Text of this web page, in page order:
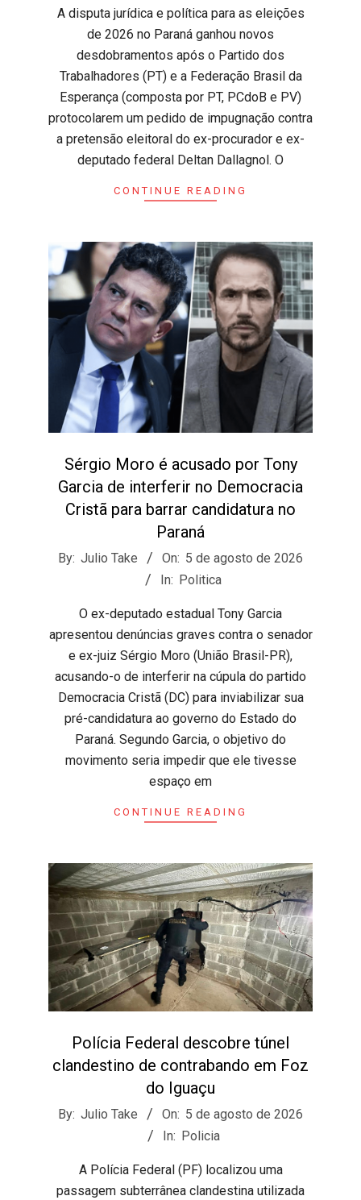
​A disputa jurídica e política para as eleições
de 2026 no Paraná ganhou novos
desdobramentos após o Partido dos
Trabalhadores (PT) e a Federação Brasil da
Esperança (composta por PT, PCdoB e PV)
protocolarem um pedido de impugnação contra
a pretensão eleitoral do ex-procurador e ex-
deputado federal Deltan Dallagnol. O
CONTINUE READING
Sérgio Moro é acusado por Tony
Garcia de interferir no Democracia
Cristã para barrar candidatura no
Paraná
2026-
By: Julio Take On: 5 de agosto de 2026
In: Politica
​O ex-deputado estadual Tony Garcia
apresentou denúncias graves contra o senador
e ex-juiz Sérgio Moro (União Brasil-PR),
acusando-o de interferir na cúpula do partido
Democracia Cristã (DC) para inviabilizar sua
pré-candidatura ao governo do Estado do
Paraná. Segundo Garcia, o objetivo do
movimento seria impedir que ele tivesse
espaço em
CONTINUE READING
Polícia Federal descobre túnel
clandestino de contrabando em Foz
do Iguaçu
2026-
By: Julio Take On: 5 de agosto de 2026
In: Policia
​A Polícia Federal (PF) localizou uma
passagem subterrânea clandestina utilizada